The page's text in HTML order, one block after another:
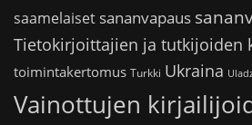
saamelaiset sananvapaus
Tietokirjoittajien ja tutkijoiden
toimintakertomus Turkki Ukraina
Vainottujen